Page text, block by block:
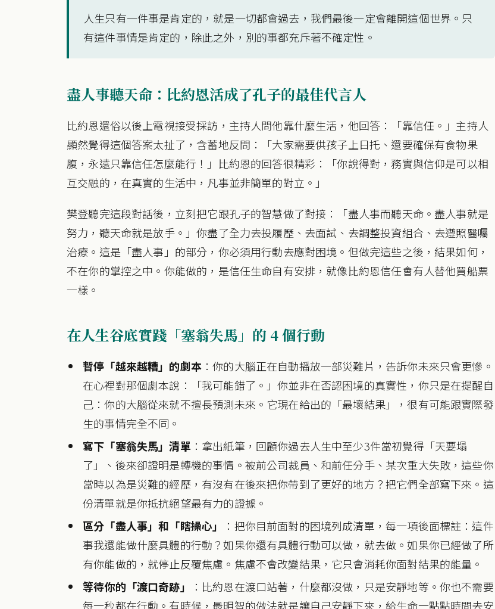
人生只有一件事是肯定的，就是一切都會過去，我們最後一定會離開這個世界。只
有這件事情是肯定的，除此之外，別的事都充斥著不確定性。
盡人事聽天命：比約恩活成了孔子的最佳代言人
比約恩還俗以後上電視接受採訪，主持人問他靠什麼生活，他回答：「靠信任。」主持人
顯然覺得這個答案太扯了，含蓄地反問：「大家需要供孩子上日托、還要確保有食物果
腹，永遠只靠信任怎麼能行！」比約恩的回答很精彩：「你說得對，務實與信仰是可以相
互交融的，在真實的生活中，凡事並非簡單的對立。」
樊登聽完這段對話後，立刻把它跟孔子的智慧做了對接：「盡人事而聽天命。盡人事就是
努力，聽天命就是放手。」你盡了全力去投履歷、去面試、去調整投資組合、去遵照醫囑
治療。這是「盡人事」的部分，你必須用行動去應對困境。但做完這些之後，結果如何，
不在你的掌控之中。你能做的，是信任生命自有安排，就像比約恩信任會有人替他買船票
一樣。
在人生谷底實踐「塞翁失馬」的 4 個行動
暫停「越來越糟」的劇本：你的大腦正在自動播放一部災難片，告訴你未來只會更慘。
在心裡對那個劇本說：「我可能錯了。」你並非在否認困境的真實性，你只是在提醒自
己：你的大腦從來就不擅長預測未來。它現在給出的「最壞結果」，很有可能跟實際發
生的事情完全不同。
寫下「塞翁失馬」清單 ：拿出紙筆，回顧你過去人生中至少3件當初覺得「天要塌
了」、後來卻證明是轉機的事情。被前公司裁員、和前任分手、某次重大失敗，這些你
當時以為是災難的經歷，有沒有在後來把你帶到了更好的地方？把它們全部寫下來。這
份清單就是你抵抗絕望最有力的證據。
區分「盡人事」和「瞎操心」
：把你目前面對的困境列成清單，每一項後面標註：這件
事我還能做什麼具體的行動？如果你還有具體行動可以做，就去做。如果你已經做了所
有你能做的，就停止反覆焦慮。焦慮不會改變結果，它只會消耗你面對結果的能量。
等待你的「渡口奇跡」
：比約恩在渡口站著，什麼都沒做，只是安靜地等。你也不需要
每一秒都在行動。有時候，最明智的做法就是讓自己安靜下來，給生命一點點時間去安